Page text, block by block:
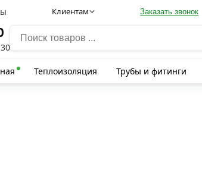
Клиентам Заказать звонок
Теплоизоляция Трубы и фитинги